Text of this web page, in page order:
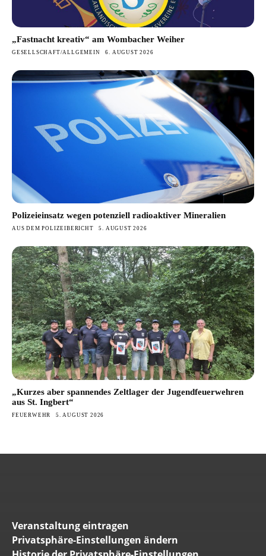
„Fastnacht kreativ“ am Wombacher Weiher
GESELLSCHAFT/ALLGEMEIN 6. AUGUST 2026
Polizeieinsatz wegen potenziell radioaktiver Mineralien
AUS DEM POLIZEIBERICHT 5. AUGUST 2026
„Kurzes aber spannendes Zeltlager der Jugendfeuerwehren
aus St. Ingbert“
FEUERWEHR 5. AUGUST 2026
Veranstaltung eintragen
Privatsphäre-Einstellungen ändern